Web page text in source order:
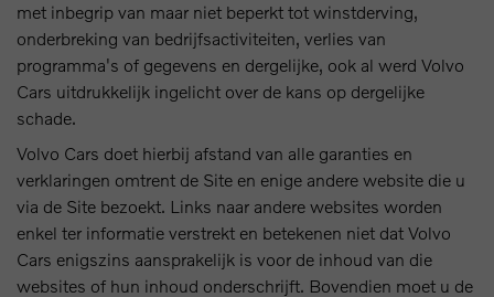
met inbegrip van maar niet beperkt tot winstderving,
onderbreking van bedrijfsactiviteiten, verlies van
programma's of gegevens en dergelijke, ook al werd Volvo
Cars uitdrukkelijk ingelicht over de kans op dergelijke
schade.
Volvo Cars doet hierbij afstand van alle garanties en
verklaringen omtrent de Site en enige andere website die u
via de Site bezoekt. Links naar andere websites worden
enkel ter informatie verstrekt en betekenen niet dat Volvo
Cars enigszins aansprakelijk is voor de inhoud van die
websites of hun inhoud onderschrijft. Bovendien moet u de